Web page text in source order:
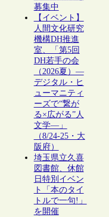
募集中
【イベント】
人間文化研究
機構DH推進
室、「第5回
DH若手の会
（2026夏）―
デジタル・ヒ
ューマニティ
ーズで“繋が
る×広がる”人
文学―」
（8/24-25・大
阪府）
埼玉県立久喜
図書館、休館
日特別イベン
ト「本のタイ
トルで一句!」
を開催